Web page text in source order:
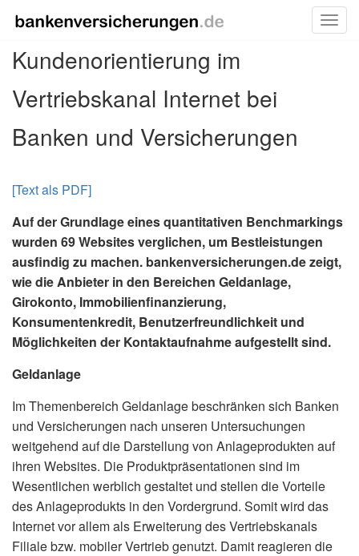
Kundenorientierung im
Vertriebskanal Internet bei
Banken und Versicherungen
[Text als PDF]
Auf der Grundlage eines quantitativen Bench­markings
wurden 69 Websites verglichen, um Bestleistungen
ausfindig zu machen. bankenversicherungen.de zeigt,
wie die Anbieter in den Bereichen Geldanlage,
Girokonto, Immobilien­finanzierung,
Konsumentenkredit, Benutzer­freund­­lichkeit und
Möglichkeiten der Kontaktaufnahme aufgestellt sind.
Geldanlage
Im Themenbereich Geldanlage beschränken sich Banken
und Versicherungen nach unseren Untersuchungen
weitgehend auf die Darstellung von Anlageprodukten auf
ihren Websites. Die Produktpräsentationen sind im
Wesent­lichen werblich gestaltet und stellen die Vorteile
des Anlageprodukts in den Vordergrund. Somit wird das
Internet vor allem als Erweiterung des Vertriebskanals
Filiale bzw. mobiler Vertrieb genutzt. Damit reagieren die